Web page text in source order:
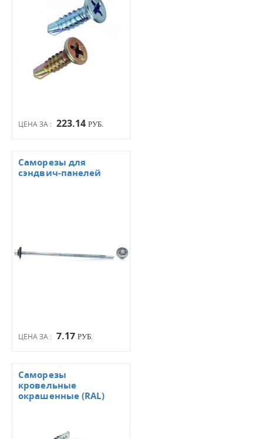
ЦЕНА ЗА : 223.14 РУБ.
ЦЕНА ЗА : 7.17 РУБ.
Саморезы для
сэндвич-панелей
Саморезы
кровельные
окрашенные (RAL)